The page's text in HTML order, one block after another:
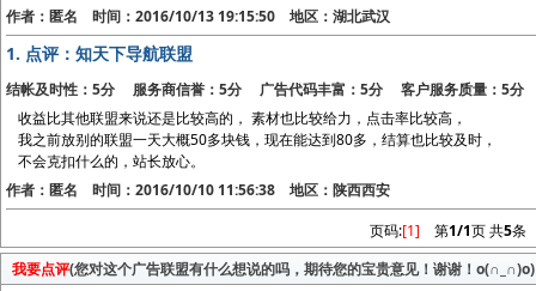
作者：匿名 时间：2016/10/13 19:15:50 地区：湖北武汉
1. 点评：知天下导航联盟
结帐及时性：5分 服务商信誉：5分 广告代码丰富：5分 客户服务质量：5分
收益比其他联盟来说还是比较高的， 素材也比较给力，点击率比较高，
我之前放别的联盟一天大概50多块钱，现在能达到80多，结算也比较及时，
不会克扣什么的，站长放心。
作者：匿名 时间：2016/10/10 11:56:38 地区：陕西西安
页码:[1] 第1/1页 共5条
我要点评(您对这个广告联盟有什么想说的吗，期待您的宝贵意见！谢谢！o(∩_∩)o)